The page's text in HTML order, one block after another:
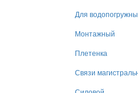
Для
Монтажный
Плетенка
Связи